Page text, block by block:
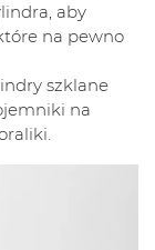
aby
na pewno
szklane
na